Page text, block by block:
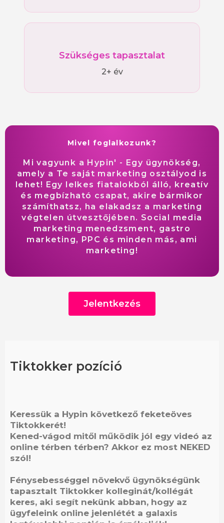
Szükséges tapasztalat
2+ év
Mivel foglalkozunk?
Mi vagyunk a Hypin' - Egy ügynökség,
amely a Te saját marketing osztályod is
lehet! Egy lelkes fiatalokból álló, kreatív
és megbízható csapat, akire bármikor
számíthatsz, ha elakadsz a marketing
végtelen útvesztőjében. Social media
marketing menedzsment, gastro
marketing, PPC és minden más, ami
marketing!
Jelentkezés
tomcsanyi.balazs@hypin.hu
Tiktokker pozíció
Keressük a Hypin következő feketeöves
Tiktokkerét!
Kened-vágod mitől működik jól egy videó az
online térben térben? Akkor ez most NEKED
szól!
Fénysebességgel növekvő ügynökségünk
tapasztalt Tiktokker kolleginát/kollégát
keres, aki segít nekünk abban, hogy az
ügyfeleink online jelenlétét a galaxis